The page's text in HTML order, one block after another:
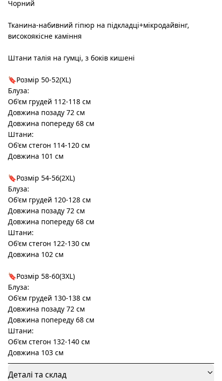
Чорний
Тканина-набивний гіпюр на підкладці+мікродайвінг,
високоякісне каміння
Штани талія на гумці, з боків кишені
🔖Розмір 50-52(XL)
Блуза:
Об'єм грудей 112-118 см
Довжина позаду 72 см
Довжина попереду 68 см
Штани:
Об'єм стегон 114-120 см
Довжина 101 см
🔖Розмір 54-56(2XL)
Блуза:
Об'єм грудей 120-128 см
Довжина позаду 72 см
Довжина попереду 68 см
Штани:
Об'єм стегон 122-130 см
Довжина 102 см
🔖Розмір 58-60(3XL)
Блуза:
Об'єм грудей 130-138 см
Довжина позаду 72 см
Довжина попереду 68 см
Штани:
Об'єм стегон 132-140 см
Довжина 103 см
Деталі та склад